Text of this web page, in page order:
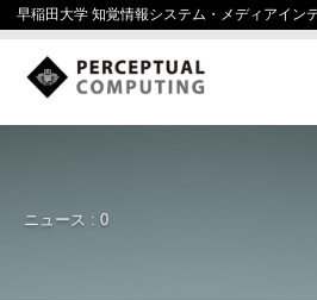
早稲田大学 知覚情報システム・メディアイン
ニュース : 0